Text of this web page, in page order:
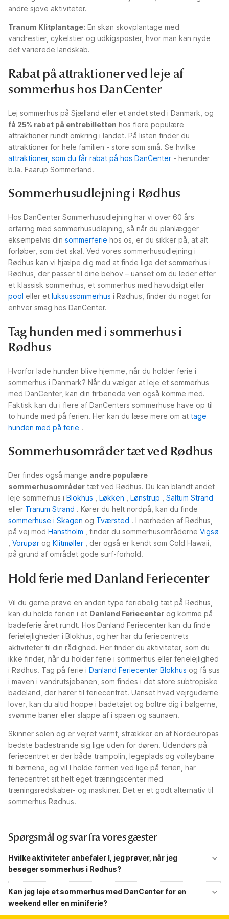
andre sjove aktiviteter.
Tranum Klitplantage: En skøn skovplantage med
vandrestier, cykelstier og udkigsposter, hvor man kan nyde
det varierede landskab.
Rabat på attraktioner ved leje af
sommerhus hos DanCenter
Lej sommerhus på Sjælland eller et andet sted i Danmark, og
få 25% rabat på entrebilletten hos flere populære
attraktioner rundt omkring i landet. På listen finder du
attraktioner for hele familien - store som små. Se hvilke
attraktioner, som du får rabat på hos DanCenter - herunder
b.la. Faarup Sommerland.
Sommerhusudlejning i Rødhus
Hos DanCenter Sommerhusudlejning har vi over 60 års
erfaring med sommerhusudlejning, så når du planlægger
eksempelvis din sommerferie hos os, er du sikker på, at alt
forløber, som det skal. Ved vores sommerhusudlejning i
Rødhus kan vi hjælpe dig med at finde lige det sommerhus i
Rødhus, der passer til dine behov – uanset om du leder efter
et klassisk sommerhus, et sommerhus med havudsigt eller
pool eller et luksussommerhus i Rødhus, finder du noget for
enhver smag hos DanCenter.
Tag hunden med i sommerhus i
Rødhus
Hvorfor lade hunden blive hjemme, når du holder ferie i
sommerhus i Danmark? Når du vælger at leje et sommerhus
med DanCenter, kan din firbenede ven også komme med.
Faktisk kan du i flere af DanCenters sommerhuse have op til
to hunde med på ferien. Her kan du læse mere om at tage
hunden med på ferie .
Sommerhusområder tæt ved Rødhus
Der findes også mange andre populære
sommerhusområder tæt ved Rødhus. Du kan blandt andet
leje sommerhus i Blokhus Løkken Lønstrup
Saltum Strand
eller Tranum Strand . Kører du helt nordpå, kan du finde
sommerhuse i Skagen og Tværsted . I nærheden af Rødhus,
på vej mod Hanstholm , finder du sommerhusområderne Vigsø
Vorupør og Klitmøller , der også er kendt som Cold Hawaii,
på grund af området gode surf-forhold.
Hold ferie med Danland Feriecenter
Vil du gerne prøve en anden type feriebolig tæt på Rødhus,
kan du holde ferien i et Danland Feriecenter og komme på
badeferie året rundt. Hos Danland Feriecenter kan du finde
ferielejligheder i Blokhus, og her har du feriecentrets
aktiviteter til din rådighed. Her finder du aktiviteter, som du
ikke finder, når du holder ferie i sommerhus eller ferielejlighed
i Rødhus. Tag på ferie i Danland Feriecenter Blokhus og få sus
i maven i vandrutsjebanen, som findes i det store subtropiske
badeland, der hører til feriecentret. Uanset hvad vejrguderne
lover, kan du altid hoppe i badetøjet og boltre dig i bølgerne,
svømme baner eller slappe af i spaen og saunaen.
Skinner solen og er vejret varmt, strækker en af Nordeuropas
bedste badestrande sig lige uden for døren. Udendørs på
feriecentret er der både trampolin, legeplads og volleybane
til børnene, og vil I holde formen ved lige på ferien, har
feriecentret sit helt eget træningscenter med
træningsredskaber- og maskiner. Det er et godt alternativ til
sommerhus Rødhus.
Spørgsmål og svar fra vores gæster
Hvilke aktiviteter anbefaler I, jeg prøver, når jeg
besøger sommerhus i Rødhus?
I Rødhus, med dens unikke beliggenhed ved Vesterhavet og det
omkringliggende naturskønne landskab, er der rig mulighed for både
afslappende og aktive oplevelser. Her er nogle anbefalede
aktiviteter, når man er i sommerhus i Rødhus: Strandaktiviteter: Nyd en
Kan jeg leje et sommerhus med DanCenter for en
weekend eller en miniferie?
Du kan sagtens forkæle hele familien og vennerne med en weekend